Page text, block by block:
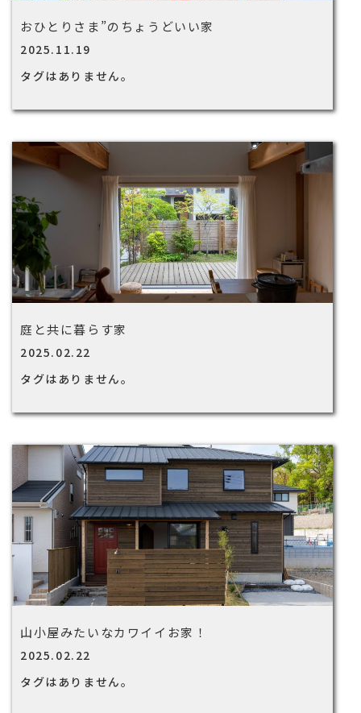
おひとりさま”のちょうどいい家
2025.11.19
タグはありません。
庭と共に暮らす家
2025.02.22
タグはありません。
山小屋みたいなカワイイお家！
2025.02.22
タグはありません。